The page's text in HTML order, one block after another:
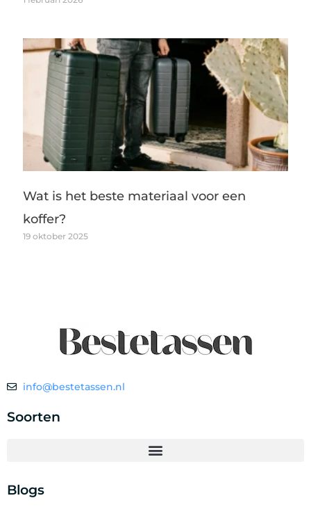
Wat is het beste materiaal voor een
koffer?
19 oktober 2025
info@bestetassen.nl
Soorten
Blogs